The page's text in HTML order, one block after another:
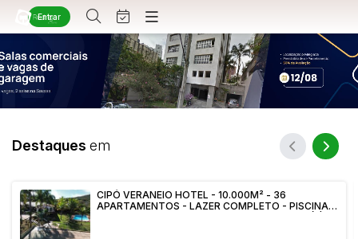
Entrar
Entrar
Site
Agenda
Contato
Busca por categoria
Diversos
Arma/Segurança
Busca por palavra-chave
Categoria
Estados Cidade
Somos
Conosco
Destaques em
CIPÓ VERANEIO HOTEL - 10.000M² - 36
APARTAMENTOS - LAZER COMPLETO - PISCINA